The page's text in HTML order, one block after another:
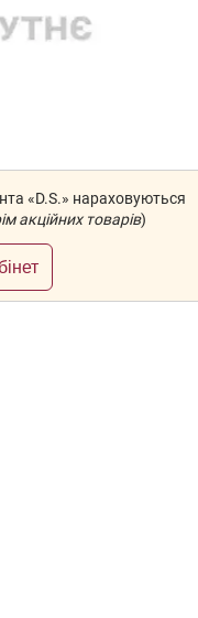
«D.S.» нараховуються
акційних товарів)